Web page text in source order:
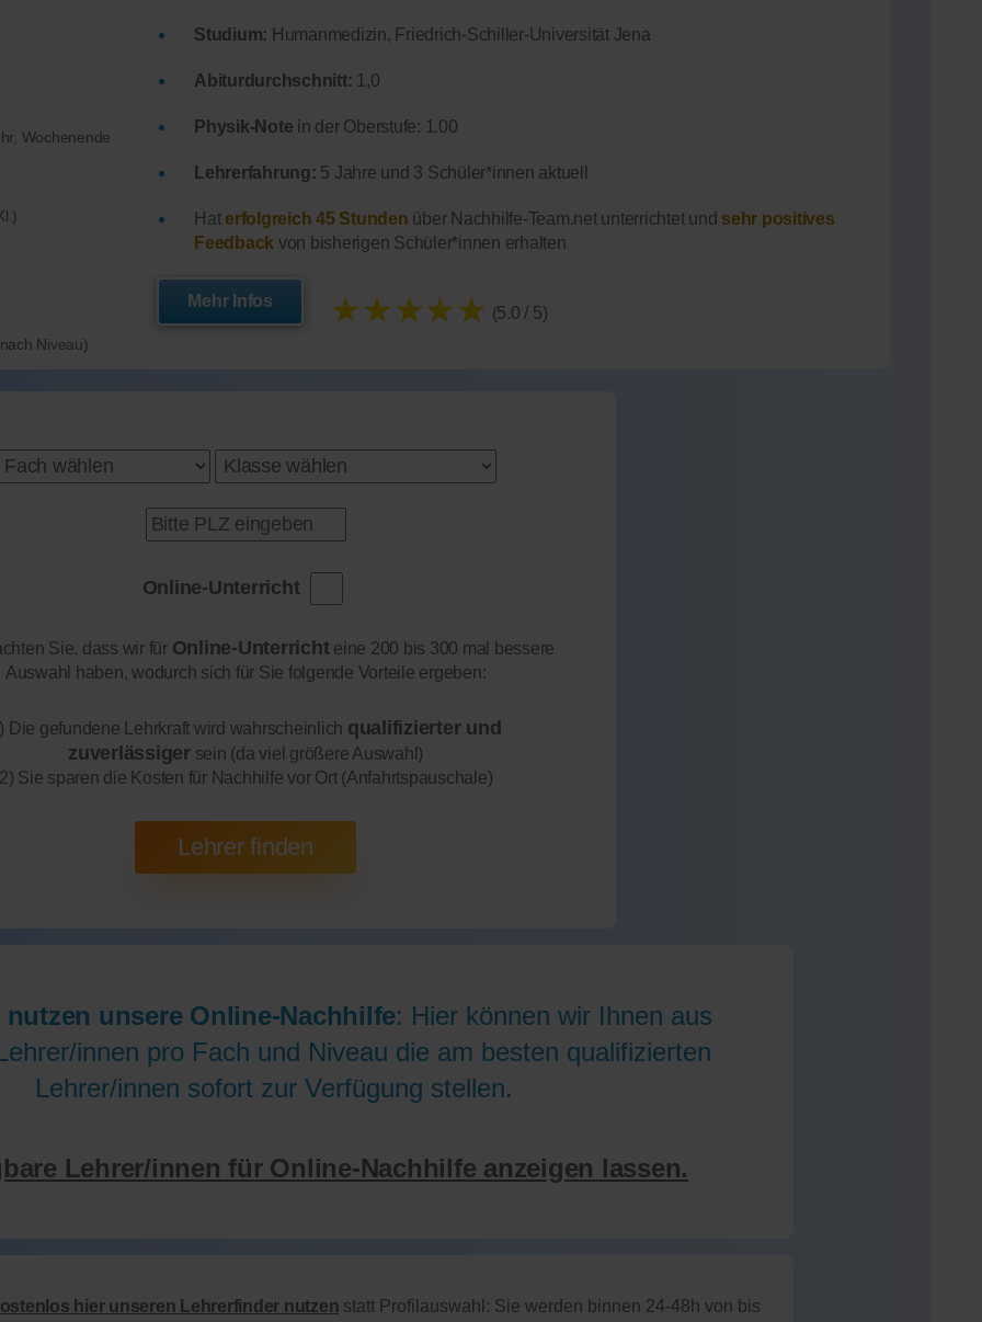
Studium: Humanmedizin, Friedrich-Schiller-Universität Jena
Abiturdurchschnitt: 1,0
Physik-Note in der Oberstufe: 1.00
Lehrerfahrung: 5 Jahre und 3 Schüler*innen aktuell
Hat erfolgreich 45 Stunden über Nachhilfe-Team.net unterrichtet und sehr positives
Feedback von bisherigen Schüler*innen erhalten
Mehr Infos ★★★★★ (5.0 / 5)
Wochenende
Niveau)
Online-Unterricht
Sie, dass wir für Online-Unterrichteine 200 bis 300 mal bessere
Auswahl haben, wodurch sich für Sie folgende Vorteile ergeben:
Die gefundene Lehrkraft wird wahrscheinlich qualifizierter und
zuverlässigersein (da viel größere Auswahl)
2) Sie sparen die Kosten für Nachhilfe vor Ort (Anfahrtspauschale)
unsere Online-Nachhilfe: Hier können wir Ihnen aus
innen pro Fach und Niveau die am besten qualifizierten
Lehrer/innen sofort zur Verfügung stellen.
Lehrer/innen für Online-Nachhilfe anzeigen lassen.
hier unseren Lehrerfinder nutzen statt Profilauswahl: Sie werden binnen 24-48h von bis